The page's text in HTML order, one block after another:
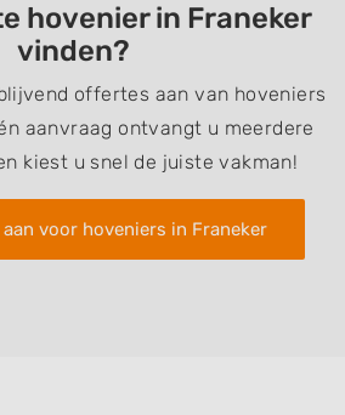
hovenier in Franeker
vinden?
offertes aan van hoveniers
aanvraag ontvangt u meerdere
kiest u snel de juiste vakman!
voor hoveniers in Franeker